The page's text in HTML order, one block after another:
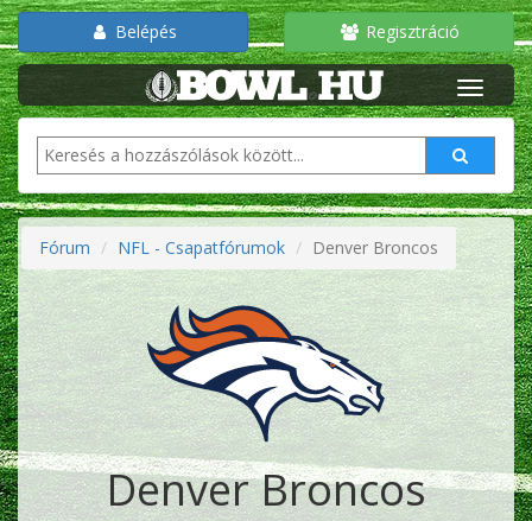
Belépés Regisztráció
Fórum NFL - Csapatfórumok Denver Broncos
Denver Broncos